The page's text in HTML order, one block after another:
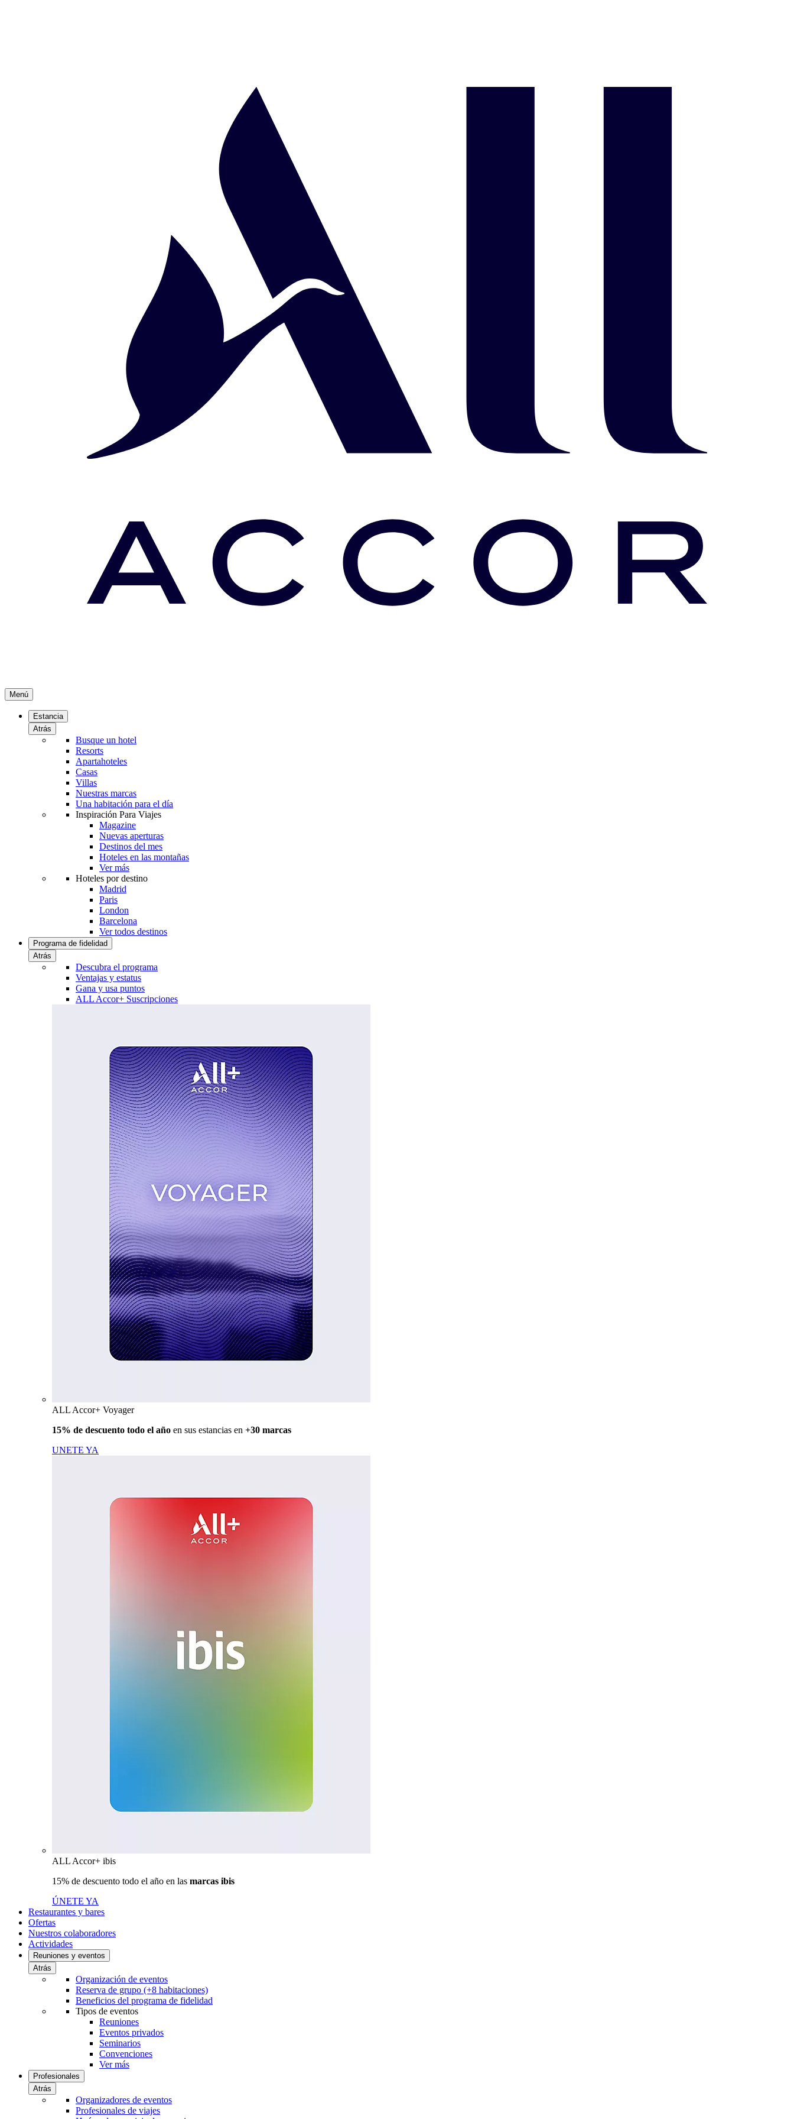
Menú
Estancia
Atrás
Busque un hotel
Resorts
Apartahoteles
Casas
Villas
Nuestras marcas
Una habitación para el día
Inspiración Para Viajes
Magazine
Nuevas aperturas
Destinos del mes
Hoteles en las montañas
Ver más
Hoteles por destino
Madrid
Paris
London
Barcelona
Ver todos destinos
Programa de fidelidad
Atrás
Descubra el programa
Ventajas y estatus
Gana y usa puntos
ALL Accor+ Suscripciones
ALL Accor+ Voyager
15% de descuento todo el año en sus estancias en +30 marcas
UNETE YA
ALL Accor+ ibis
15% de descuento todo el año en las marcas ibis
ÚNETE YA
Restaurantes y bares
Ofertas
Nuestros colaboradores
Actividades
Reuniones y eventos
Atrás
Organización de eventos
Reserva de grupo (+8 habitaciones)
Beneficios del programa de fidelidad
Tipos de eventos
Reuniones
Eventos privados
Seminarios
Convenciones
Ver más
Profesionales
Atrás
Organizadores de eventos
Profesionales de viajes